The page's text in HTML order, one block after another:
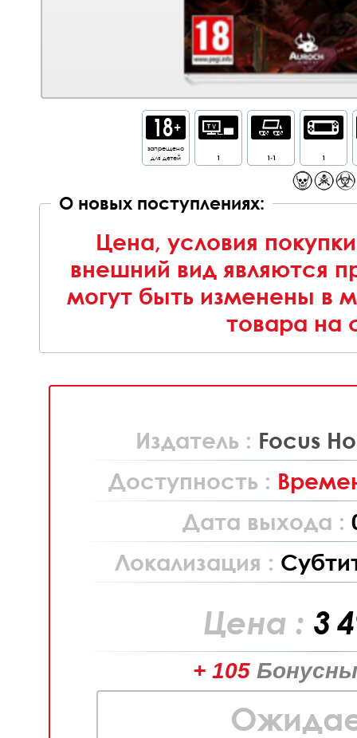
запрещено
для детей
1 1-1 1
О новых поступлениях:
Цена, условия
внешний вид являются
могут быть изменены в
товара на
Издатель : Focus
Доступность :
Дата выхода :
Локализация :
Цена : 3
+ 105